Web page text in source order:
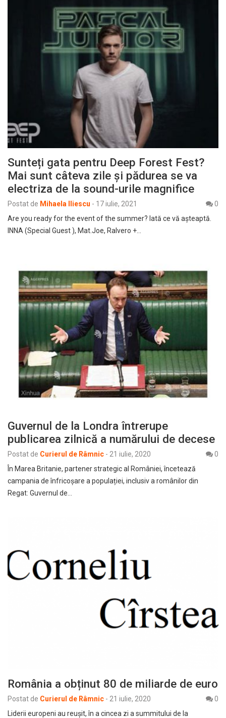
Sunteți gata pentru Deep Forest Fest?
Mai sunt câteva zile și pădurea se va
electriza de la sound-urile magnifice
Postat de Mihaela Iliescu - 17 iulie, 2021
0
Are you ready for the event of the summer? Iată ce vă așteaptă.
INNA (Special Guest ), Mat.Joe, Ralvero +…
Guvernul de la Londra întrerupe
publicarea zilnică a numărului de decese
Postat de Curierul de Râmnic - 21 iulie, 2020
0
În Marea Britanie, partener strategic al României, încetează
campania de înfricoșare a populației, inclusiv a românilor din
Regat: Guvernul de…
România a obținut 80 de miliarde de euro
Postat de Curierul de Râmnic - 21 iulie, 2020
0
Liderii europeni au reuşit, în a cincea zi a summitului de la